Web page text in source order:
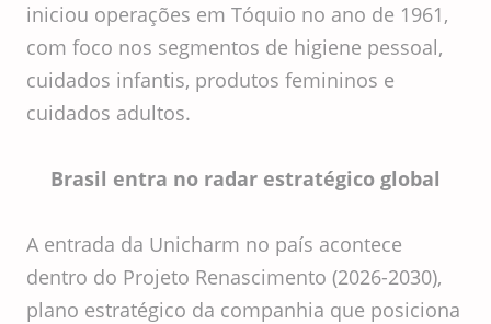
iniciou operações em Tóquio no ano de 1961,
com foco nos segmentos de higiene pessoal,
cuidados infantis, produtos femininos e
cuidados adultos.
Brasil entra no radar estratégico global
A entrada da Unicharm no país acontece
dentro do Projeto Renascimento (2026-2030),
plano estratégico da companhia que posiciona